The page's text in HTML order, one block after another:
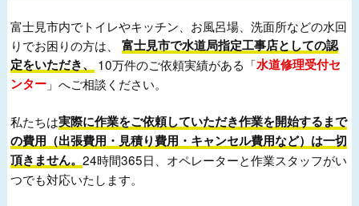
富士見市内でトイレやキッチン、お風呂場、洗面所などの水回
りでお困りの方は、富士見市で水道局指定工事店としての認
定をいただき、
10万件のご依頼実績がある「水道修理受付セ
ンター 」へご相談ください。
私たちは実際に作業をご依頼していただき作業を開始するまで
の費用（出張費用・見積り費用・キャンセル費用など）は一切
頂きません。24時間365日、オペレーターと作業スタッフがい
つでも対応いたします。